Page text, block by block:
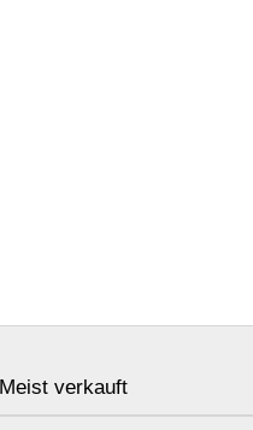
Meist verkauft